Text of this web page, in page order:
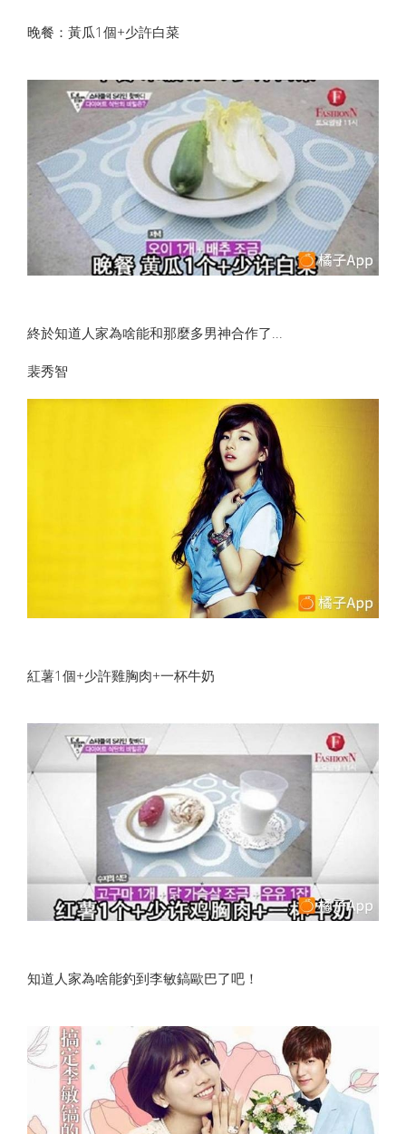
晚餐：黃瓜1個+少許白菜
終於知道人家為啥能和那麼多男神合作了...
裴秀智
紅薯1個+少許雞胸肉+一杯牛奶
知道人家為啥能釣到李敏鎬歐巴了吧！